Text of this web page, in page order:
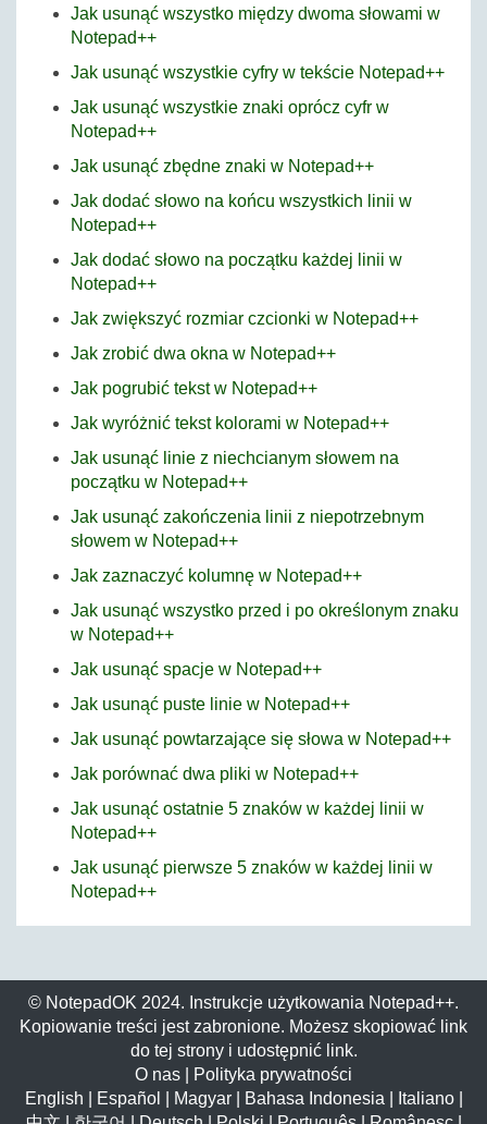
Jak usunąć wszystko między dwoma słowami w
Notepad++
Jak usunąć wszystkie cyfry w tekście Notepad++
Jak usunąć wszystkie znaki oprócz cyfr w
Notepad++
Jak usunąć zbędne znaki w Notepad++
Jak dodać słowo na końcu wszystkich linii w
Notepad++
Jak dodać słowo na początku każdej linii w
Notepad++
Jak zwiększyć rozmiar czcionki w Notepad++
Jak zrobić dwa okna w Notepad++
Jak pogrubić tekst w Notepad++
Jak wyróżnić tekst kolorami w Notepad++
Jak usunąć linie z niechcianym słowem na
początku w Notepad++
Jak usunąć zakończenia linii z niepotrzebnym
słowem w Notepad++
Jak zaznaczyć kolumnę w Notepad++
Jak usunąć wszystko przed i po określonym znaku
w Notepad++
Jak usunąć spacje w Notepad++
Jak usunąć puste linie w Notepad++
Jak usunąć powtarzające się słowa w Notepad++
Jak porównać dwa pliki w Notepad++
Jak usunąć ostatnie 5 znaków w każdej linii w
Notepad++
Jak usunąć pierwsze 5 znaków w każdej linii w
Notepad++
© NotepadOK 2024. Instrukcje użytkowania Notepad++.
Kopiowanie treści jest zabronione. Możesz skopiować link
do tej strony i udostępnić link.
O nas
Polityka prywatności
English
Español Magyar| Bahasa Indonesia Italiano|